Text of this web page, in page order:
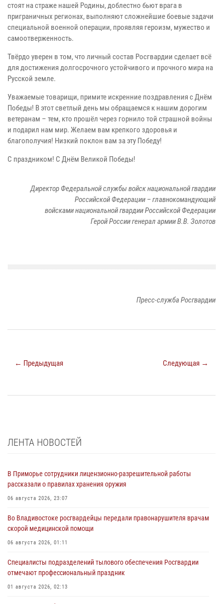
стоят на страже нашей Родины, доблестно бьют врага в
приграничных регионах, выполняют сложнейшие боевые задачи
специальной военной операции, проявляя героизм, мужество и
самоотверженность.
Твёрдо уверен в том, что личный состав Росгвардии сделает всё
для достижения долгосрочного устойчивого и прочного мира на
Русской земле.
Уважаемые товарищи, примите искренние поздравления с Днём
Победы! В этот светлый день мы обращаемся к нашим дорогим
ветеранам – тем, кто прошёл через горнило той страшной войны
и подарил нам мир. Желаем вам крепкого здоровья и
благополучия! Низкий поклон вам за эту Победу!
С праздником! С Днём Великой Победы!
Директор Федеральной службы войск национальной гвардии
Российской Федерации – главнокомандующий
войсками национальной гвардии Российской Федерации
Герой России генерал армии В.В. Золотов
Пресс-служба Росгвардии
← Предыдущая Следующая →
ЛЕНТА НОВОСТЕЙ
В Приморье сотрудники лицензионно-разрешительной работы
рассказали о правилах хранения оружия
06 августа 2026, 23:07
Во Владивостоке росгвардейцы передали правонарушителя врачам
скорой медицинской помощи
06 августа 2026, 01:11
Специалисты подразделений тылового обеспечения Росгвардии
отмечают профессиональный праздник
01 августа 2026, 02:13